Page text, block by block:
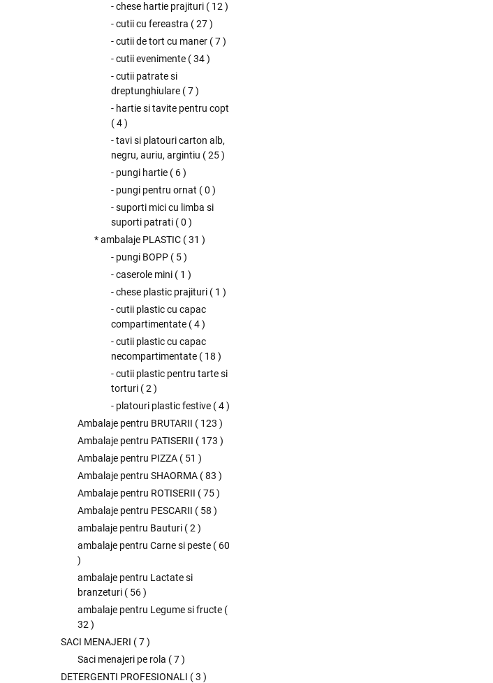
- chese hartie prajituri ( 12 )
- cutii cu fereastra (27)
- cutii de tort cu maner (7)
- cutii evenimente (34)
- cutii patrate si
dreptunghiulare (7)
- hartie si tavite pentru copt
(4)
- tavi si platouri carton alb,
negru, auriu, argintiu (25)
- pungi hartie ( 6)
- pungi pentru ornat (0 )
- suporti mici cu limba si
suporti patrati (0 )
* ambalaje PLASTIC (31 )
- pungi BOPP ( 5)
- caserole mini ( 1 )
- chese plastic prajituri ( 1 )
- cutii plastic cu capac
compartimentate (4)
- cutii plastic cu capac
necompartimentate ( 18 )
- cutii plastic pentru tarte si
torturi (2 )
- platouri plastic festive (4)
Ambalaje pentru BRUTARII ( 123 )
Ambalaje pentru PATISERII ( 173 )
Ambalaje pentru PIZZA ( 51 )
Ambalaje pentru SHAORMA (83 )
Ambalaje pentru ROTISERII (75)
Ambalaje pentru PESCARII ( 58 )
ambalaje pentru Bauturi (2 )
ambalaje pentru Carne si peste ( 60
)
ambalaje pentru Lactate si
branzeturi ( 56)
ambalaje pentru Legume si fructe (
32 )
SACI MENAJERI (7)
Saci menajeri pe rola (7)
DETERGENTI PROFESIONALI (3 )